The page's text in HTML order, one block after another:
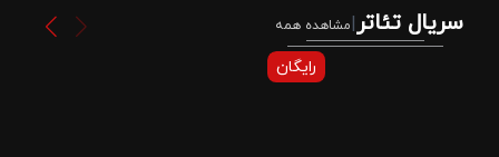
سریال تئاتر|مشاهده همه
رایگان